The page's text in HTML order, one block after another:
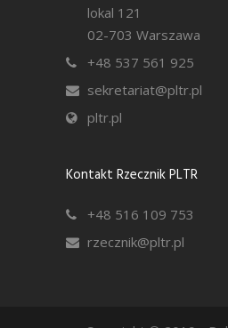
lokal 121
02-703 Warszawa
+48 537 561 925
sekretariat@pltr.pl
pltr.pl
Kontakt Rzecznik PLTR
+48 516 109 753
rzecznik@pltr.pl